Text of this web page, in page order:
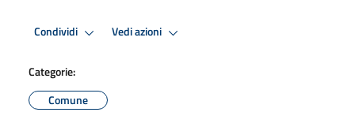
Condividi Vedi azioni
Categorie:
Comune